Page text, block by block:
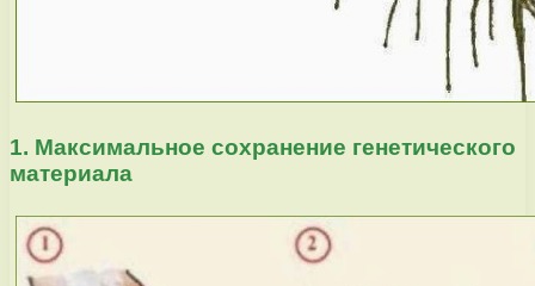
1. Максимальное сохранение генетического
материала